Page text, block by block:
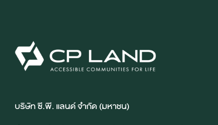
บริษัท ซี.พี. แลนด์ จำกัด (มหาชน)